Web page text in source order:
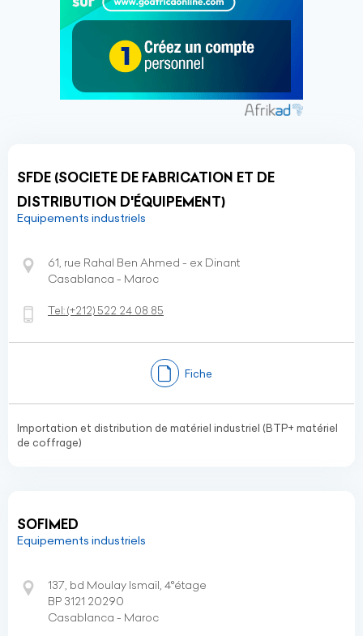
SFDE (SOCIETE DE FABRICATION ET DE
DISTRIBUTION D'ÉQUIPEMENT)
Equipements industriels
61, rue Rahal Ben Ahmed - ex Dinant
Casablanca - Maroc
Tel:(+212) 522 24 08 85
Fiche
Importation et distribution de matériel industriel (BTP+ matériel
de coffrage)
SOFIMED
Equipements industriels
137, bd Moulay Ismaïl, 4°étage
BP 3121 20290
Casablanca - Maroc